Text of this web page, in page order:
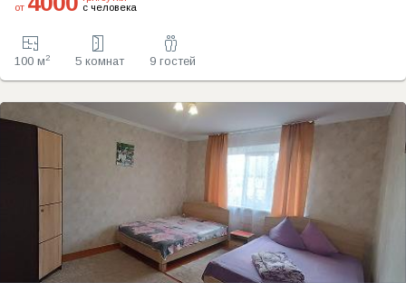
от
с человека
100 м2 5 комнат 9 гостей